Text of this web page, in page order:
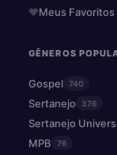
Meus Favoritos
GÊNEROS
Gospel 740
Sertanejo 376
Sertanejo
MPB 76